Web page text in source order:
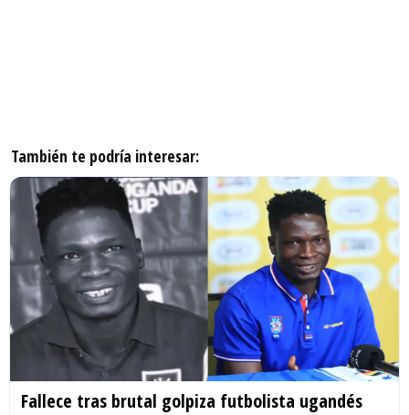
También te podría interesar:
Fallece tras brutal golpiza futbolista ugandés